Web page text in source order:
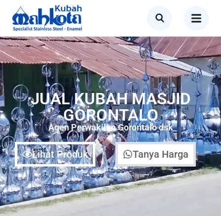
JUAL KUBAH MASJID
GORONTALO
Agen Perwakilan Gorontalo dsk
Lihat Produk Tanya Harga